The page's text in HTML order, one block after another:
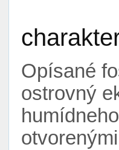
Opísané
ostrovný